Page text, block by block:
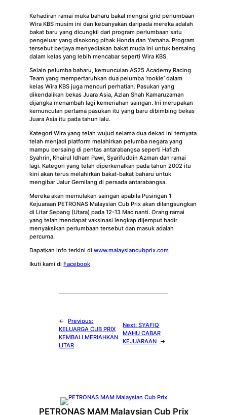
Kehadiran ramai muka baharu bakal mengisi grid perlumbaan
Wira KBS musim ini dan kebanyakan daripada mereka adalah
bakat baru yang dicungkil dari program perlumbaan satu
pengeluar yang disokong pihak Honda dan Yamaha. Program
tersebut berjaya menyediakan bakat muda ini untuk bersaing
dalam kelas yang lebih mencabar seperti Wira KBS.
Selain pelumba baharu, kemunculan AS25 Academy Racing
Team yang mempertaruhkan dua pelumba ‘rookie’ dalam
kelas Wira KBS juga mencuri perhatian. Pasukan yang
dikendalikan bekas Juara Asia, Azlan Shah Kamaruzaman
dijangka menambah lagi kemeriahan saingan. Ini merupakan
kemunculan pertama pasukan itu yang baru dibimbing bekas
Juara Asia itu pada tahun lalu.
Kategori Wira yang telah wujud selama dua dekad ini ternyata
telah menjadi platform melahirkan pelumba negara yang
mampu bersaing di pentas antarabangsa seperti Hafizh
Syahrin, Khairul Idham Pawi, Syarifuddin Azman dan ramai
lagi. Kategori yang telah diperkenalkan pada tahun 2002 itu
kini akan terus melahirkan bakat-bakat baharu untuk
mengibar Jalur Gemilang di persada antarabangsa.
Mereka akan memulakan saingan apabila Pusingan 1
Kejuaraan PETRONAS Malaysian Cub Prix akan dilangsungkan
di Litar Sepang (Utara) pada 12-13 Mac nanti. Orang ramai
yang telah mendapat vaksinasi lengkap dijemput hadir
menyaksikan perlumbaan tersebut dan masuk adalah
percuma.
Dapatkan info terkini diwww.malaysiancubprix.com
Ikuti kami diFacebook
←
Previous:
KELUARGA CUB PRIX
KEMBALI MERIAHKAN
LITAR
Next:SYAFIQ
MAHU CABAR
KEJUARAAN →
PETRONAS MAM Malaysian Cub Prix